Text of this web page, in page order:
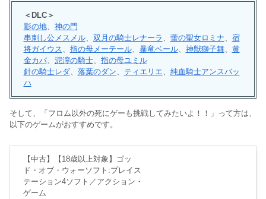
＜DLC＞
影の地、 神の門
串刺し公メスメル、 双月の騎士レナーラ 蕾の聖女ロミナ
宿
将ガイウス
指の母メーテール、 暴竜ベール、 神獣獅子舞、 黄
金カバ、 泥濘の騎士、 指の母ユミル
針の騎士レダ、 落葉のダン ティエリエ
純血騎士アンスバッ
ハ
そして、「フロム以外の死にゲーも挑戦してみたいよ！！」って方は、
以下のゲームがおすすめです。
【中古】【18歳以上対象】ゴッ
ド・オブ・ウォーソフト:プレイス
テーション4ソフト／アクション・
ゲーム